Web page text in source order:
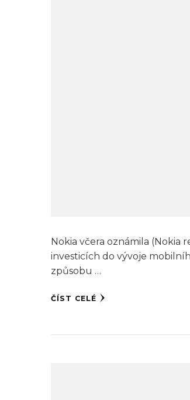
Nokia včera oznámila
investicích do vývoje
způsobu …
ČÍST CELÉ